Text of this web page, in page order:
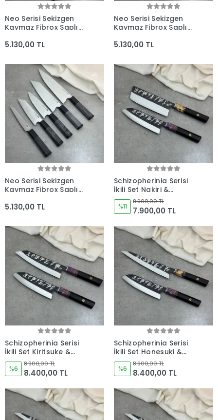
Neo Serisi Sekizgen
Kaymaz Fibrox Saplı
225mm, 205mm,
Kocakaya El Yapımı
5.130,00 TL
Neo Serisi Sekizgen
Kaymaz Fibrox Saplı
210mm, 180mm,
Kocakaya El Yapımı
Bıçaklar
5.130,00 TL
Neo Serisi Sekizgen
Kaymaz Fibrox Saplı
205mm, 165mm,
Kocakaya El Yapımı
Bıçaklar
5.130,00 TL
Schizopherinia Serisi
İkili Set Nakiri &
Santoku - Kocakaya
Özel Tasarım
%11
8.900,00 TL
7.900,00 TL
Schizopherinia Serisi
İkili Set Kiritsuke &
Santoku - Kocakaya
Özel Tasarım
%6
8.900,00 TL
8.400,00 TL
Schizopherinia Serisi
İkili Set Honesuki &
Santoku - Kocakaya
Özel Tasarım
%6
8.900,00 TL
8.400,00 TL